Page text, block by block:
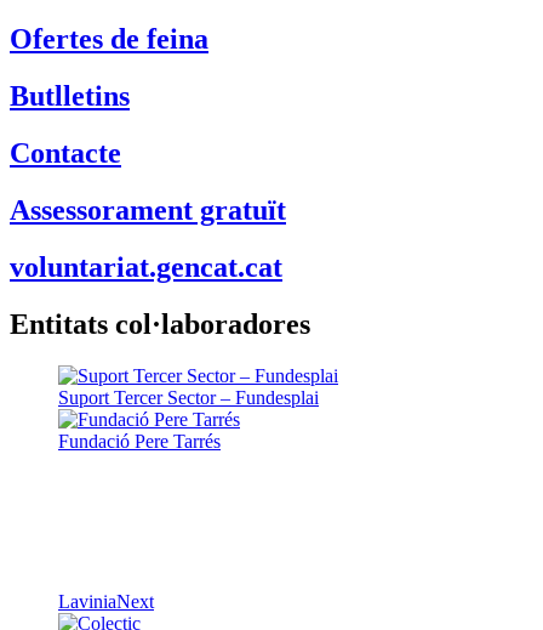
Ofertes de feina
Butlletins
Contacte
Assessorament gratuït
voluntariat.gencat.cat
Entitats col·laboradores
Suport Tercer Sector – Fundesplai
Fundació Pere Tarrés
LaviniaNext